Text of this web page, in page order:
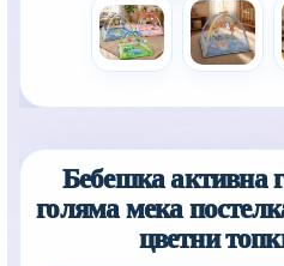
Бебешка активна
голяма мека
цветни